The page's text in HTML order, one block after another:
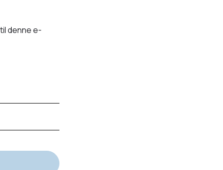
denne e-